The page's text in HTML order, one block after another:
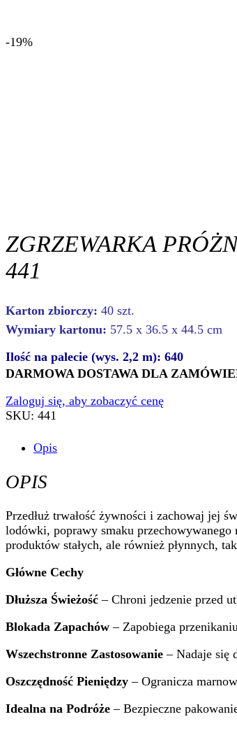
-19%
ZGRZEWARKA
441
Karton zbiorczy: 40 szt.
Wymiary kartonu: 57.5 x 36.5 x 44.5 cm
Ilość na palecie (wys. 2,2 m): 640
DARMOWA DOSTAWA DLA
Zaloguj się, aby zobaczyć cenę
SKU: 441
Opis
OPIS
Przedłuż trwałość żywności i zachowaj jej
lodówki, poprawy smaku
produktów stałych, ale również płynnych,
Główne Cechy
Dłuższa Świeżość – Chroni jedzenie przed
Blokada Zapachów – Zapobiega
Wszechstronne Zastosowanie – Nadaje się
Oszczędność Pieniędzy – Ogranicza
Idealna na Podróże – Bezpieczne